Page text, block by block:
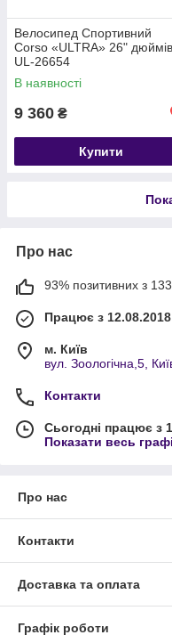
Велосипед Спортивний
Corso «ULTRA» 26" дюймів
UL-26654
В наявності
9 360 ₴
Купити
Про нас
93% позитивних з 133
Працює з 12.08.2018
м. Київ
вул. Зоологічна,5,
Контакти
Сьогодні працює з
Показати весь
Про нас
Контакти
Доставка та оплата
Графік роботи